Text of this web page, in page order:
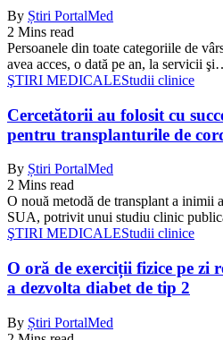
By Știri PortalMed
2 Mins read
Persoanele din toate categoriile de
avea acces, o dată pe an, la servicii
ŞTIRI MEDICALEStudii clinice
Cercetătorii au folosit cu
pentru transplanturile de
By Știri PortalMed
2 Mins read
O nouă metodă de transplant a inimii
SUA, potrivit unui studiu clinic
ŞTIRI MEDICALEStudii clinice
O oră de exerciții fizice pe zi
a dezvolta diabet de tip 2
By Știri PortalMed